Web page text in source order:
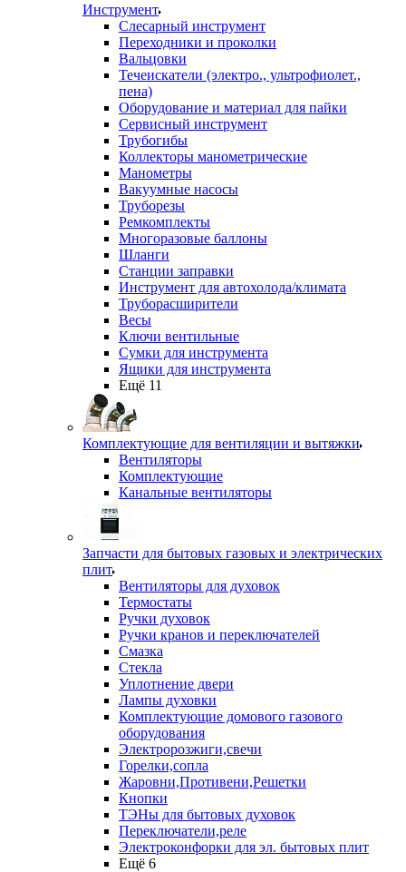
Инструмент
Слесарный инструмент
Переходники и проколки
Вальцовки
Течеискатели (электро., ультрофиолет.,
пена)
Оборудование и материал для пайки
Сервисный инструмент
Трубогибы
Коллекторы манометрические
Манометры
Вакуумные насосы
Труборезы
Ремкомплекты
Многоразовые баллоны
Шланги
Станции заправки
Инструмент для автохолода/климата
Труборасширители
Весы
Ключи вентильные
Сумки для инструмента
Ящики для инструмента
Ещё 11
Комплектующие для вентиляции и вытяжки
Вентиляторы
Комплектующие
Канальные вентиляторы
Запчасти для бытовых газовых и электрических
плит
Вентиляторы для духовок
Термостаты
Ручки духовок
Ручки кранов и переключателей
Смазка
Стекла
Уплотнение двери
Лампы духовки
Комплектующие домового газового
оборудования
Электророзжиги,свечи
Горелки,сопла
Жаровни,Противени,Решетки
Кнопки
ТЭНы для бытовых духовок
Переключатели,реле
Электроконфорки для эл. бытовых плит
Ещё 6